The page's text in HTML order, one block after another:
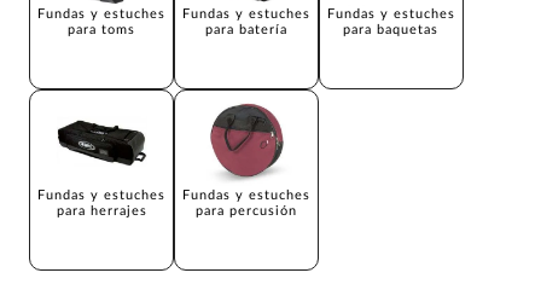
Fundas y estuches
para toms
Fundas y estuches
para batería
Fundas y estuches
para baquetas
Fundas y estuches
para herrajes
Fundas y estuches
para percusión